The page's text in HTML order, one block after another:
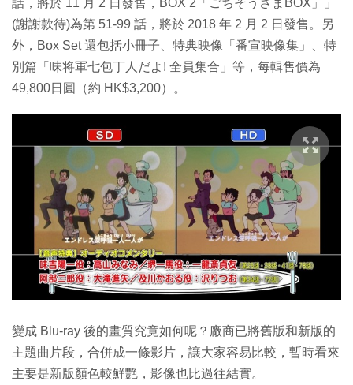
(謝謝款待)為第 51-99 話，將於 2018 年 2 月 2 日發售。另
外，Box Set 還包括小冊子、特典映像「番宣映像集」、特
別篇「味将軍七包丁人だよ! 全員集合」等，每輯售價為
49,800日圓（約 HK$3,200）。
變成 Blu-ray 後的畫質究竟如何呢？廠商已將舊版和新版的
主題曲片段，合併成一條影片，讓大家容易比較，暫時看來
主要是新版顏色較鮮艷，影像也比過往結實。